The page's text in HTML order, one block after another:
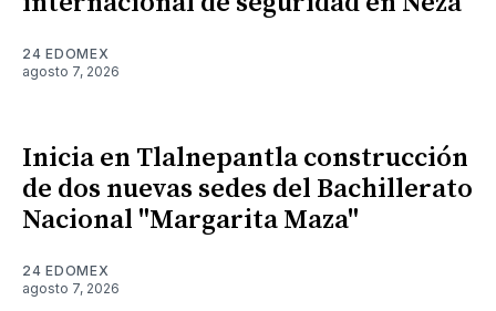
24 EDOMEX
agosto 7, 2026
Inicia en Tlalnepantla construcción
de dos nuevas sedes del Bachillerato
Nacional "Margarita Maza"
24 EDOMEX
agosto 7, 2026